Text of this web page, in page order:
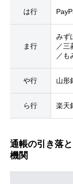
は行
ま行
みず
／三
／も
や行 山形
ら行 楽天
通帳の引き落
機関